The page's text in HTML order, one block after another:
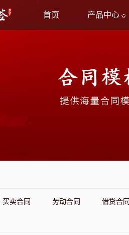
首页 产品中心
买卖合同 劳动合同 借贷合同